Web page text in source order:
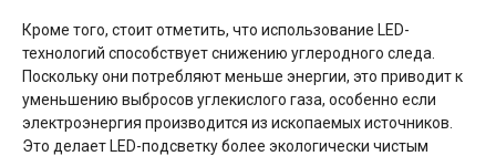
Кроме того, стоит отметить, что использование LED-
технологий способствует снижению углеродного следа.
Поскольку они потребляют меньше энергии, это приводит к
уменьшению выбросов углекислого газа, особенно если
электроэнергия производится из ископаемых источников.
Это делает LED-подсветку более экологически чистым